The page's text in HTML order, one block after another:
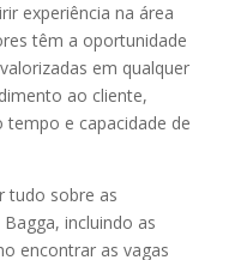
experiência na área
têm a oportunidade
em qualquer
ao cliente,
e capacidade de
tudo sobre as
incluindo as
encontrar as vagas